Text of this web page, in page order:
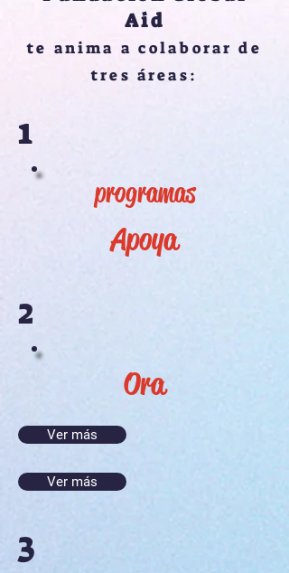
Aid
te anima a colaborar de
tres áreas:
1
programas
Apoya
2
Ora
Ver más
Ver más
3